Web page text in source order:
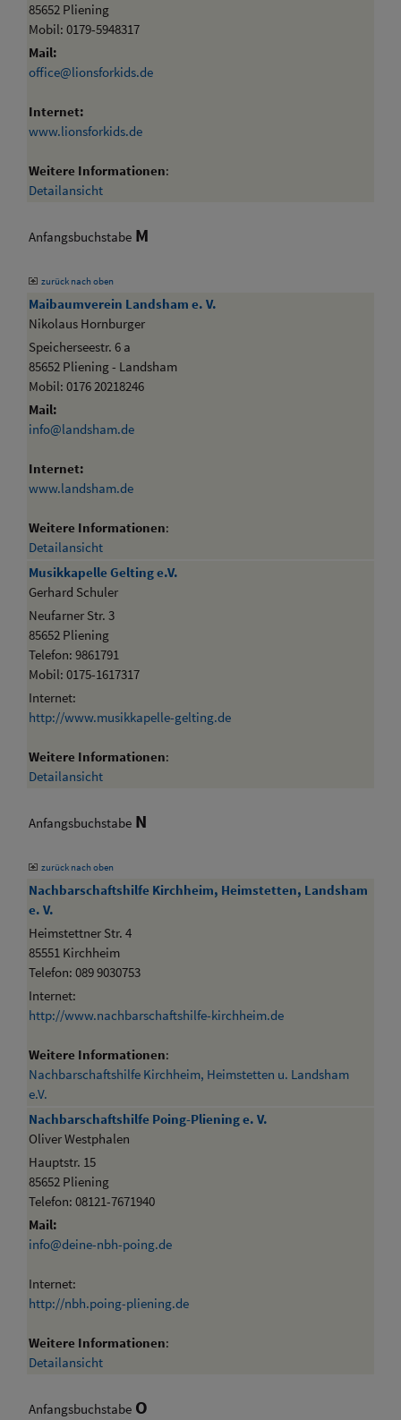
85652 Pliening
Mobil: 0179-5948317
Mail:
office@lionsforkids.de
Internet:
www.lionsforkids.de
Weitere Informationen:
Detailansicht
Anfangsbuchstabe M
zurück nach oben
Maibaumverein Landsham e. V.
Nikolaus Hornburger
Speicherseestr. 6 a
85652 Pliening - Landsham
Mobil: 0176 20218246
Mail:
info@landsham.de
Internet:
www.landsham.de
Weitere Informationen:
Detailansicht
Musikkapelle Gelting e.V.
Gerhard Schuler
Neufarner Str. 3
85652 Pliening
Telefon: 9861791
Mobil: 0175-1617317
Internet:
http://www.musikkapelle-gelting.de
Weitere Informationen:
Detailansicht
Anfangsbuchstabe N
zurück nach oben
Nachbarschaftshilfe Kirchheim, Heimstetten, Landsham
e. V.
Heimstettner Str. 4
85551 Kirchheim
Telefon: 089 9030753
Internet:
http://www.nachbarschaftshilfe-kirchheim.de
Weitere Informationen:
Nachbarschaftshilfe Kirchheim, Heimstetten u. Landsham
e.V.
Nachbarschaftshilfe Poing-Pliening e. V.
Oliver Westphalen
Hauptstr. 15
85652 Pliening
Telefon: 08121-7671940
Mail:
info@deine-nbh-poing.de
Internet:
http://nbh.poing-pliening.de
Weitere Informationen:
Detailansicht
Anfangsbuchstabe O